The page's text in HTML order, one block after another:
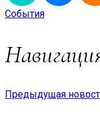
События
Предыдущая